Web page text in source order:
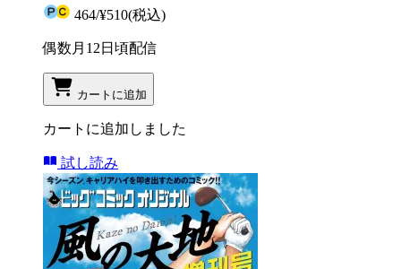
464/¥510(税込)
偶数月12日頃配信
カートに追加
カートに追加しました
試し読み